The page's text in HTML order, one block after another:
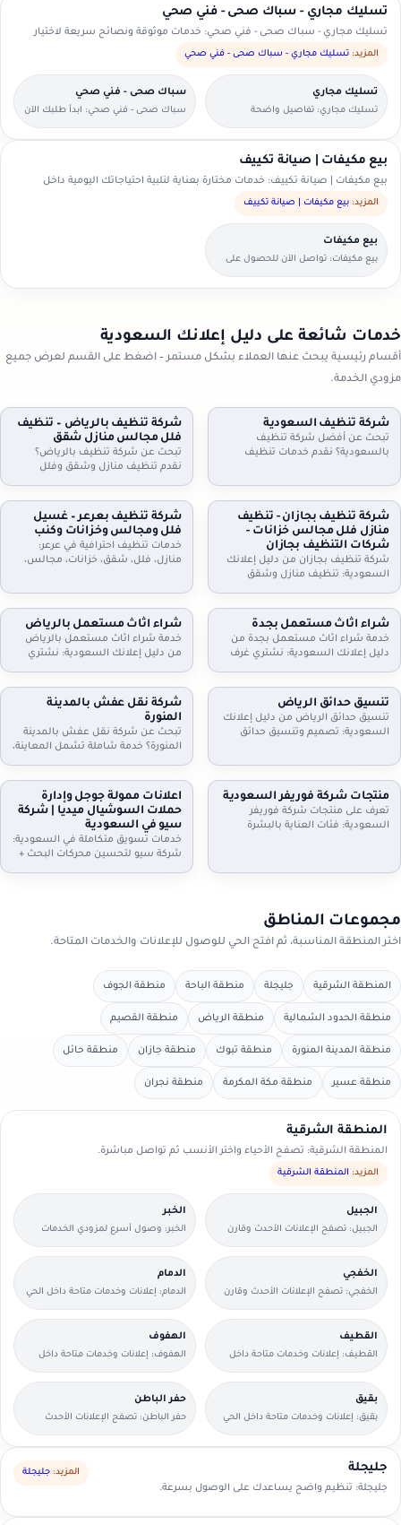
تسليك مجاري - سباك صحى - فني صحي
تسليك مجاري - سباك صحى - فني صحي: خدمات موثوقة ونصائح سريعة لاختيار
الأنسب.
المزيد: تسليك مجاري - سباك صحى - فني صحي
تسليك مجاري
تسليك مجاري: تفاصيل واضحة
لتسهيل اختيار مقدم الخدمة.
سباك صحى - فني صحي
سباك صحى - فني صحي: ابدأ طلبك الآن
بخطوات بسيطة وواضحة.
بيع مكيفات | صيانة تكييف
بيع مكيفات | صيانة تكييف: خدمات مختارة بعناية لتلبية احتياجاتك اليومية داخل
السعودية.
المزيد: بيع مكيفات | صيانة تكييف
بيع مكيفات
بيع مكيفات: تواصل الآن للحصول على
عرض سعر مناسب.
خدمات شائعة على دليل إعلانك السعودية
أقسام رئيسية يبحث عنها العملاء بشكل مستمر – اضغط على القسم لعرض جميع
مزودي الخدمة.
شركة تنظيف السعودية
تبحث عن أفضل شركة تنظيف
بالسعودية؟ نقدم خدمات تنظيف
تنافسية. اطلب خدمتك الآن!
شركة تنظيف بالرياض – تنظيف
فلل مجالس منازل شقق
تبحث عن شركة تنظيف بالرياض؟
نقدم تنظيف منازل وشقق وفلل
وعقود دورية للمنازل والمكاتب. اطلب
تقييمًا مجانيًا وتفاصيل السعر حسب
المساحة والخدمة.
شركة تنظيف بجازان - تنظيف
منازل فلل مجالس خزانات -
شركات التنظيف بجازان
شركة تنظيف بجازان من دليل إعلانك
السعودية: تنظيف منازل وشقق
وتعقيم الخزانات. خدمة مرنة وزيارات
دورية وعقود للمنشآت. اتصل الآن
لحجز الموعد.
شركة تنظيف بعرعر – غسيل
فلل ومجالس وخزانات وكنب
خدمات تنظيف احترافية في عرعر:
منازل، فلل، شقق، خزانات، مجالس،
شراء اثاث مستعمل بجدة
خدمة شراء اثاث مستعمل بجدة من
دليل إعلانك السعودية: نشتري غرف
وتقييم عادل، فك ونقل سريع،
واستلام فوري. تواصل الآن لتحديد
الموعد.
شراء اثاث مستعمل بالرياض
خدمة شراء اثاث مستعمل بالرياض
من دليل إعلانك السعودية: نشتري
مكاتب، ومحتويات شقق وفلل كاملة.
معاينة وتقييم عادل، فك ونقل،
واستلام سريع. تواصل الآن.
تنسيق حدائق الرياض
تنسيق حدائق الرياض من دليل إعلانك
السعودية: تصميم وتنسيق حدائق
بالتنقيط، شلالات ونوافير وصيانة
شهرية. اطلب معاينة وخطة تصميم
تناسب مساحتك
شركة نقل عفش بالمدينة
المنورة
تبحث عن شركة نقل عفش بالمدينة
المنورة؟ خدمة شاملة تشمل المعاينة،
للأدوار وتخزين مؤقت عند الحاجة. دليل
إعلانك السعودية يساعدك تختار
الخدمة المناسبة وتعرف خطوات النقل
والتسعير
منتجات شركة فوريفر السعودية
تعرف على منتجات شركة فوريفر
السعودية: فئات العناية بالبشرة
إعلانك السعودية.
اعلانات ممولة جوجل وإدارة
حملات السوشيال ميديا | شركة
سيو في السعودية
خدمات تسويق متكاملة في السعودية:
شركة سيو لتحسين محركات البحث +
مجموعات المناطق
اختر المنطقة المناسبة، ثم افتح الحي للوصول للإعلانات والخدمات المتاحة.
المنطقة الشرقية جليجلة منطقة الباحة منطقة الجوف
منطقة الحدود الشمالية منطقة الرياض منطقة القصيم
منطقة المدينة المنورة منطقة تبوك منطقة جازان منطقة حائل
منطقة عسير منطقة مكة المكرمة منطقة نجران
المنطقة الشرقية
المنطقة الشرقية: تصفح الأحياء واختر الأنسب ثم تواصل مباشرة.
المزيد: المنطقة الشرقية
الجبيل
الجبيل: تصفح الإعلانات الأحدث وقارن
التفاصيل بسرعة.
الخبر
الخبر: وصول أسرع لمزودي الخدمات
القريبين منك.
الخفجي
الخفجي: تصفح الإعلانات الأحدث وقارن
التفاصيل بسرعة.
الدمام
الدمام: إعلانات وخدمات متاحة داخل الحي
مع وسائل تواصل مباشرة.
القطيف
القطيف: إعلانات وخدمات متاحة داخل
الحي مع وسائل تواصل مباشرة.
الهفوف
الهفوف: إعلانات وخدمات متاحة داخل
الحي مع وسائل تواصل مباشرة.
بقيق
بقيق: إعلانات وخدمات متاحة داخل الحي
مع وسائل تواصل مباشرة.
حفر الباطن
حفر الباطن: تصفح الإعلانات الأحدث
وقارن التفاصيل بسرعة.
جليجلة
جليجلة: تنظيم واضح يساعدك على الوصول بسرعة.
المزيد: جليجلة